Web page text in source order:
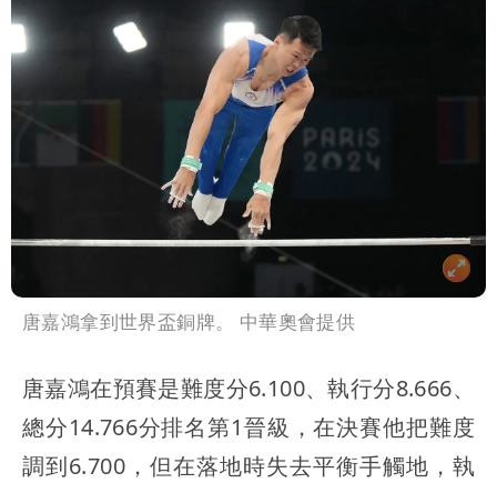
唐嘉鴻拿到世界盃銅牌。 中華奧會提供
唐嘉鴻在預賽是難度分6.100、執行分8.666、
總分14.766分排名第1晉級，在決賽他把難度
調到6.700，但在落地時失去平衡手觸地，執